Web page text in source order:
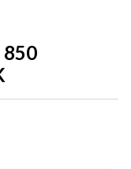
850